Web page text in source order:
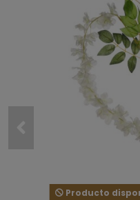
Producto